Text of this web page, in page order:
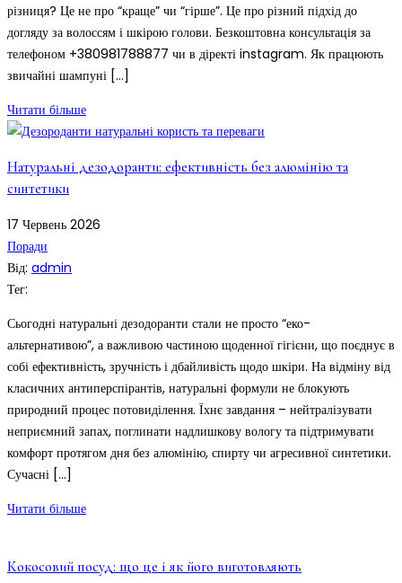
різниця? Це не про “краще” чи “гірше”. Це про різний підхід до
догляду за волоссям і шкірою голови. Безкоштовна консультація за
телефоном +380981788877 чи в діректі instagram. Як працюють
звичайні шампуні […]
Читати більше
Натуральні дезодоранти: ефективність без алюмінію та
синтетики
17 Червень 2026
Поради
Від: admin
Тег:
Сьогодні натуральні дезодоранти стали не просто “еко-
альтернативою”, а важливою частиною щоденної гігієни, що поєднує в
собі ефективність, зручність і дбайливість щодо шкіри. На відміну від
класичних антиперспірантів, натуральні формули не блокують
природний процес потовиділення. Їхнє завдання – нейтралізувати
неприємний запах, поглинати надлишкову вологу та підтримувати
комфорт протягом дня без алюмінію, спирту чи агресивної синтетики.
Сучасні […]
Читати більше
Кокосовий посуд: що це і як його виготовляють